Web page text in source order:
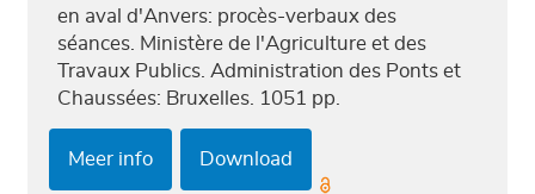
en aval d'Anvers: procès-verbaux des
séances. Ministère de l'Agriculture et des
Travaux Publics. Administration des Ponts et
Chaussées: Bruxelles. 1051 pp.
Meer info Download